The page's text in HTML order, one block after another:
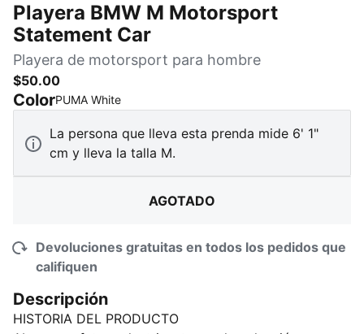
Playera BMW M Motorsport
Statement Car
Playera de motorsport para hombre
$50.00
ColorPUMA White:
La persona que lleva esta prenda mide 6' 1"
cm y lleva la talla M.
AGOTADO
Devoluciones gratuitas en todos los pedidos que
califiquen
Descripción
HISTORIA DEL PRODUCTO